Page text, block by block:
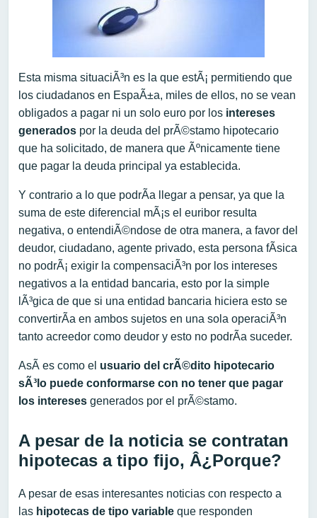
Esta misma situaciÃ³n es la que estÃ¡ permitiendo que
los ciudadanos en EspaÃ±a, miles de ellos, no se vean
obligados a pagar ni un solo euro por los intereses
generados por la deuda del prÃ©stamo hipotecario
que ha solicitado, de manera que Ãºnicamente tiene
que pagar la deuda principal ya establecida.
Y contrario a lo que podrÃ­a llegar a pensar, ya que la
suma de este diferencial mÃ¡s el euribor resulta
negativa, o entendiÃ©ndose de otra manera, a favor del
deudor, ciudadano, agente privado, esta persona fÃ­sica
no podrÃ¡ exigir la compensaciÃ³n por los intereses
negativos a la entidad bancaria, esto por la simple
lÃ³gica de que si una entidad bancaria hiciera esto se
convertirÃ­a en ambos sujetos en una sola operaciÃ³n
tanto acreedor como deudor y esto no podrÃ­a suceder.
AsÃ­ es como el usuario del crÃ©dito hipotecario
sÃ³lo puede conformarse con no tener que pagar
los intereses generados por el prÃ©stamo.
A pesar de la noticia se contratan
hipotecas a tipo fijo, Â¿Porque?
A pesar de esas interesantes noticias con respecto a
las hipotecas de tipo variable que responden